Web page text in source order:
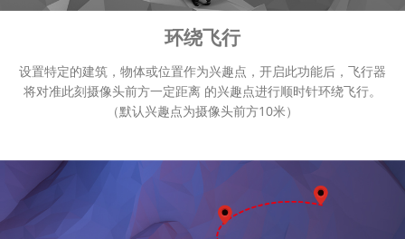
环绕飞行
设置特定的建筑，物体或位置作为兴趣点，开启此功能后，飞行器
将对准此刻摄像头前方一定距离 的兴趣点进行顺时针环绕飞行。
（默认兴趣点为摄像头前方10米）